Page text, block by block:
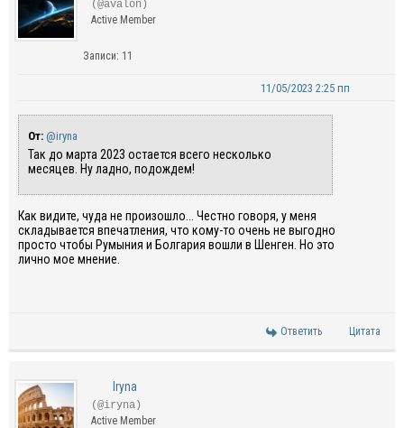
(@avalon)
Active Member
Записи: 11
11/05/2023 2:25 пп
От: @iryna
Так до марта 2023 остается всего несколько
месяцев. Ну ладно, подождем!
Как видите, чуда не произошло... Честно говоря, у меня
складывается впечатления, что кому-то очень не выгодно
просто чтобы Румыния и Болгария вошли в Шенген. Но это
лично мое мнение.
Ответить Цитата
Iryna
(@iryna)
Active Member